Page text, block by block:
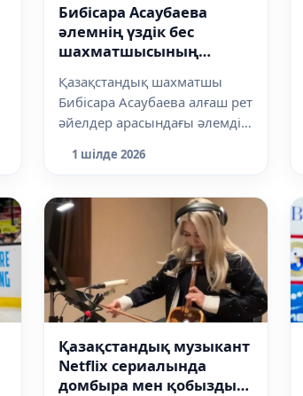
Бибісара Асаубаева
әлемнің үздік бес
шахматшысының
Қазақстандық шахматшы
Бибісара Асаубаева алғаш рет
әйелдер арасындағы әлемдік
кірді...
1 шілде 2026
Қазақстандық музыкант
Netflix сериалында
домбыра мен қобыздың